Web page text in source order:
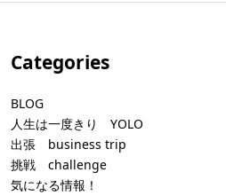
Categories
BLOG
人生は一度きり YOLO
出張 business trip
挑戦 challenge
気になる情報！